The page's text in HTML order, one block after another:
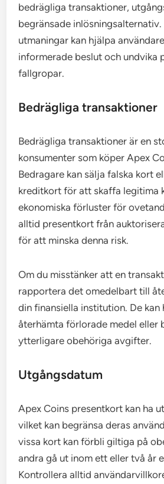
bedrägliga transaktioner,
begränsade
utmaningar kan hjälpa
informerade beslut och undvika
fallgropar.
Bedrägliga transaktioner
Bedrägliga transaktioner är en
konsumenter som köper Apex
Bedragare kan sälja falska kort
kreditkort för att skaffa legitima
ekonomiska förluster för
alltid presentkort från
för att minska denna risk.
Om du misstänker att en
rapportera det omedelbart till
din finansiella institution. De
återhämta förlorade medel eller
ytterligare obehöriga avgifter.
Utgångsdatum
Apex Coins presentkort kan ha
vilket kan begränsa deras
vissa kort kan förbli giltiga på
andra gå ut inom ett eller två år
Kontrollera alltid